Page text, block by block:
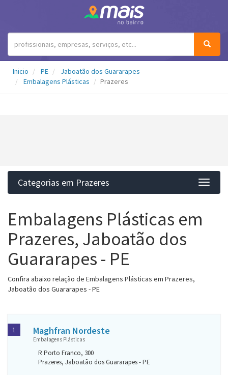
Inicio PE
Jaboatão dos Guararapes
Embalagens Plásticas
Prazeres
Categorias em Prazeres
Embalagens Plásticas em
Prazeres, Jaboatão dos
Guararapes - PE
Confira abaixo relação de Embalagens Plásticas em Prazeres,
Jaboatão dos Guararapes - PE
Maghfran Nordeste
Embalagens Plásticas
R Porto Franco, 300
Prazeres, Jaboatão dos Guararapes - PE
1